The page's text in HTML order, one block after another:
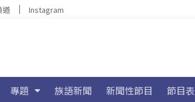
道 Instagram
專題 族語新聞 新聞性節目 節目表